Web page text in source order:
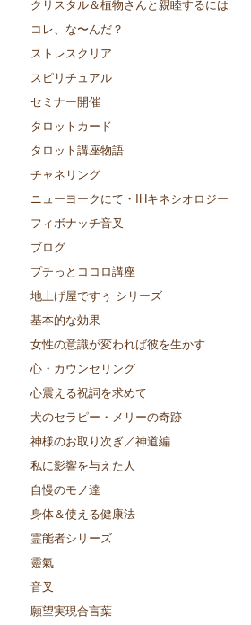
クリスタル＆植物さんと親睦するには
コレ、な〜んだ？
ストレスクリア
スピリチュアル
セミナー開催
タロットカード
タロット講座物語
チャネリング
ニューヨークにて・IHキネシオロジー
フィボナッチ音叉
ブログ
プチっとココロ講座
地上げ屋ですぅ シリーズ
基本的な効果
女性の意識が変われば彼を生かす
心・カウンセリング
心震える祝詞を求めて
犬のセラピー・メリーの奇跡
神様のお取り次ぎ／神道編
私に影響を与えた人
自慢のモノ達
身体＆使える健康法
霊能者シリーズ
靈氣
音叉
願望実現合言葉